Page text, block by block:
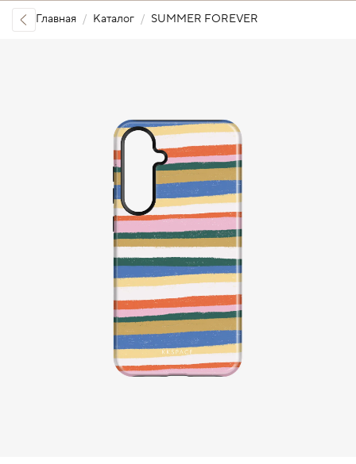
Главная Каталог SUMMER FOREVER